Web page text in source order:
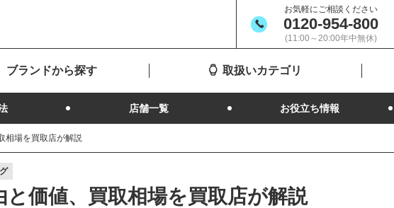
お気軽にご相談ください
0120-954-800
(11:00～20:00年中無休)
ブランドから探す 取扱いカテゴリ
店舗一覧 お役立ち情報
相場を買取店が解説
価値、買取相場を買取店が解説